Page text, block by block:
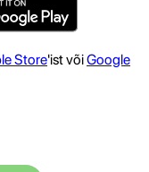
Store'ist võiGoogle